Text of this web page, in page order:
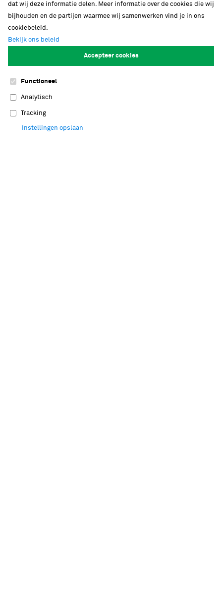
Nationaal onderzoeksinstituut
onderzoekers in zeven verschillende
onderzoeksgroepen. Naturalis biedt jong
wetenschappelijk talent graag de ruimte om
dat wij deze informatie delen. Meer informatie over de cookies die wij
bijhouden en de partijen waarmee wij samenwerken vind je in ons
cookiebeleid.
Bekijk ons beleid
Accepteer cookies
Functioneel
Analytisch
Tracking
Instellingen opslaan